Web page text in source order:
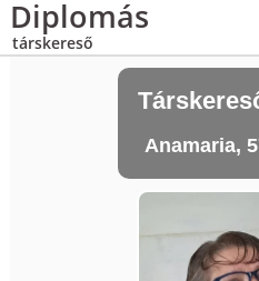
Diplomás
társkereső
Anamaria,